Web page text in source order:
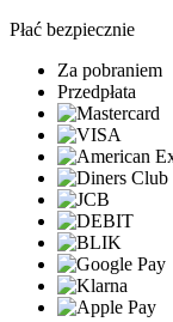
Płać bezpiecznie
Za pobraniem
Przedpłata